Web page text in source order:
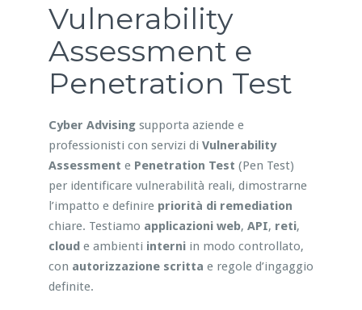
Vulnerability
Assessment e
Penetration Test
Cyber Advisingsupporta aziende e
professionisti con servizi di Vulnerability
Assessment e Penetration Test (Pen Test)
per identificare vulnerabilità reali, dimostrarne
l’impatto e definire priorità di remediation
chiare. Testiamo applicazioni web, API, reti,
cloude ambienti interniin modo controllato,
con autorizzazione scritta e regole d’ingaggio
definite.